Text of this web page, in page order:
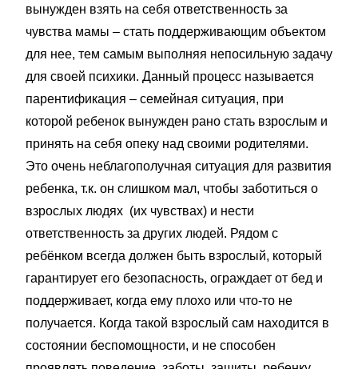
вынужден взять на себя ответственность за
чувства мамы – стать поддерживающим объектом
для нее, тем самым выполняя непосильную задачу
для своей психики. Данный процесс называется
парентификация – семейная ситуация, при
которой ребенок вынужден рано стать взрослым и
принять на себя опеку над своими родителями.
Это очень неблагополучная ситуация для развития
ребенка, т.к. он слишком мал, чтобы заботиться о
взрослых людях (их чувствах) и нести
ответственность за других людей. Рядом с
ребёнком всегда должен быть взрослый, который
гарантирует его безопасность, ограждает от бед и
поддерживает, когда ему плохо или что-то не
получается. Когда такой взрослый сам находится в
состоянии беспомощности, и не способен